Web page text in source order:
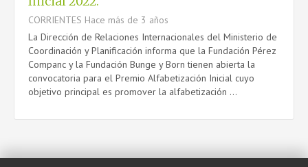
CORRIENTES Hace más de 3 años
La Dirección de Relaciones Internacionales del Ministerio de
Coordinación y Planificación informa que la Fundación Pérez
Companc y la Fundación Bunge y Born tienen abierta la
convocatoria para el Premio Alfabetización Inicial cuyo
objetivo principal es promover la alfabetización ...